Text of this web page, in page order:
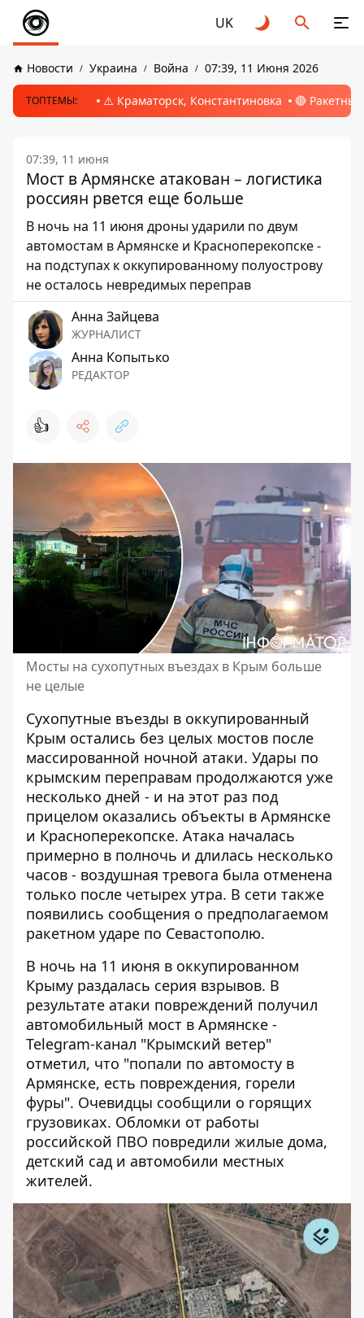
UK
Новости Украина Война 07:39, 11 Июня 2026
ТОПТЕМЫ: ⚠️ Краматорск, Константиновка 🔴
07:39, 11 июня
Мост в Армянске атакован – логистика
россиян рвется еще больше
В ночь на 11 июня дроны ударили по двум
автомостам в Армянске и Красноперекопске -
на подступах к оккупированному полуострову
не осталось невредимых переправ
Анна Зайцева
ЖУРНАЛИСТ
Анна Копытько
РЕДАКТОР
👍
Мосты на сухопутных въездах в Крым больше
не целые
Сухопутные въезды в оккупированный
Крым остались без целых мостов после
массированной ночной атаки. Удары по
крымским переправам продолжаются уже
несколько дней - и на этот раз под
прицелом оказались объекты в Армянске
и Красноперекопске. Атака началась
примерно в полночь и длилась несколько
часов - воздушная тревога была отменена
только после четырех утра. В сети также
появились сообщения о предполагаемом
ракетном ударе по Севастополю.
В ночь на 11 июня в оккупированном
Крыму раздалась серия взрывов. В
результате атаки повреждений получил
автомобильный мост в Армянске -
Telegram-канал "Крымский ветер"
отметил, что "попали по автомосту в
Армянске, есть повреждения, горели
фуры". Очевидцы сообщили о горящих
грузовиках. Обломки от работы
российской ПВО повредили жилые дома,
детский сад и автомобили местных
жителей.